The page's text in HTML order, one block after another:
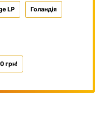
LP Голандiя
грн!